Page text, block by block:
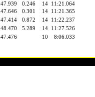
47.939 0.246 14 11:21.064
47.646 0.301 14 11:21.365
47.414 0.872 14 11:22.237
48.470 5.289 14 11:27.526
47.476 10 8:06.033